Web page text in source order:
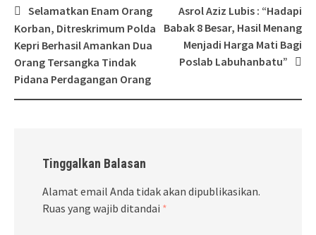
Post
navigation
Selamatkan Enam Orang
Korban, Ditreskrimum Polda
Kepri Berhasil Amankan Dua
Orang Tersangka Tindak
Pidana Perdagangan Orang
Asrol Aziz Lubis : “Hadapi
Babak 8 Besar, Hasil Menang
Menjadi Harga Mati Bagi
Poslab Labuhanbatu”
Tinggalkan Balasan
Alamat email Anda tidak akan dipublikasikan.
Ruas yang wajib ditandai *